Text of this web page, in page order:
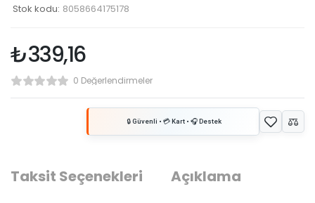
Stok kodu: 8058664175178
₺339,16
0 Değerlendirmeler
Taksit Seçenekleri
Açıklama